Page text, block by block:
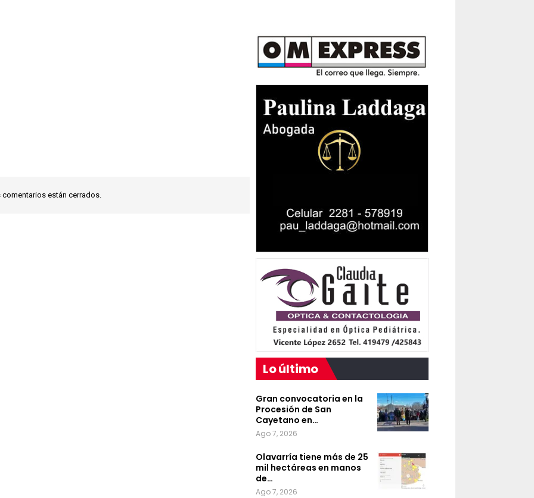
comentarios están cerrados.
Lo último
Gran convocatoria en la
Procesión de San
Cayetano en…
Ago 7, 2026
Olavarría tiene más de 25
mil hectáreas en manos
de…
Ago 7, 2026